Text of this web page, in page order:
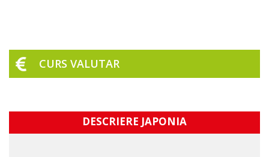
CURS VALUTAR
DESCRIERE JAPONIA